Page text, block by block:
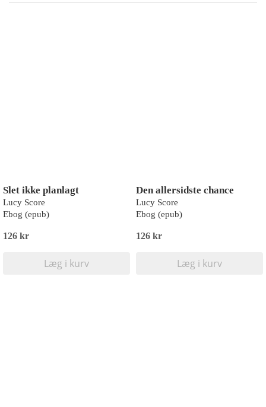
Slet ikke planlagt
Lucy Score
Ebog (epub)
126 kr
Læg i kurv
Den allersidste chance
Lucy Score
Ebog (epub)
126 kr
Læg i kurv